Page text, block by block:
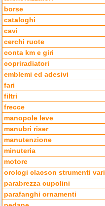
borse
cataloghi
cavi
cerchi ruote
conta km e giri
copriradiatori
emblemi ed adesivi
fari
filtri
frecce
manopole leve
manubri riser
manutenzione
minuteria
motore
orologi clacson strumenti vari
parabrezza cupolini
parafanghi ornamenti